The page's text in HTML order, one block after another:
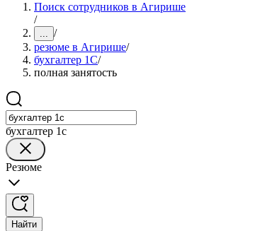
Поиск сотрудников в Агирише
/
... /
резюме в Агирише/
бухгалтер 1C/
полная занятость
бухгалтер 1c
Резюме
Найти